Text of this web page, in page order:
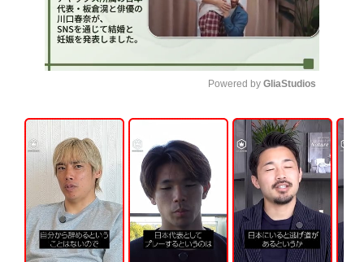
U
n
m
u
t
e
Powered by GliaStudios